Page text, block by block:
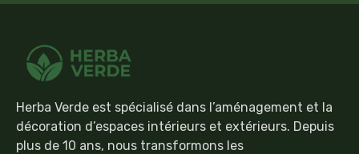
Herba Verde est spécialisé dans l’aménagement et la
décoration d’espaces intérieurs et extérieurs. Depuis
plus de 10 ans, nous transformons les